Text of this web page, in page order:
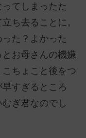
てしまったた
ち去ることに。
た？よかった
お母さんの機嫌
ちょこと後をつ
すぎるところ
ぎ君なのでし